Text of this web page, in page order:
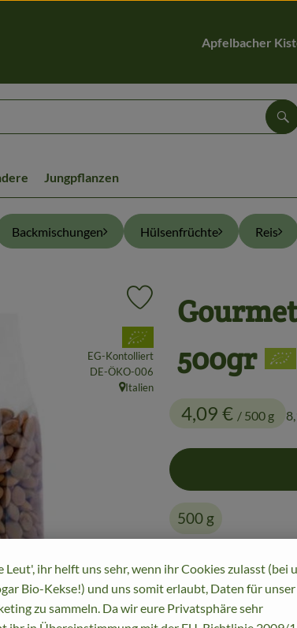
Apfelbacher
Jungpflanzen
Backmischungen Hülsenfrüchte Reis
500gr
4,09 € / 500 g
Produkt zu Favouriten hinzufügen
, Verband:
EG-Kontolliert
, Kontrollstelle:
DE-ÖKO-006
, Herkunft:
Italien
500 g
#7323 4,09 €/ 500 g
Leut', ihr helft uns sehr, wenn ihr Cookies zulasst (bei
Bio-Kekse!) und uns somit erlaubt, Daten für unser
zu sammeln. Da wir eure Privatsphäre sehr